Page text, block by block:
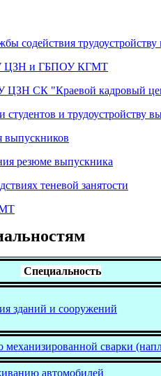
содействия трудоустройству
ЦЗН и ГБПОУ КГМТ
ЦЗН СК "Краевой кадровый
и трудоустройству
выпускников
резюме выпускника
теневой занятости
Специальность
зданий и сооружений
сварки
автомобилей